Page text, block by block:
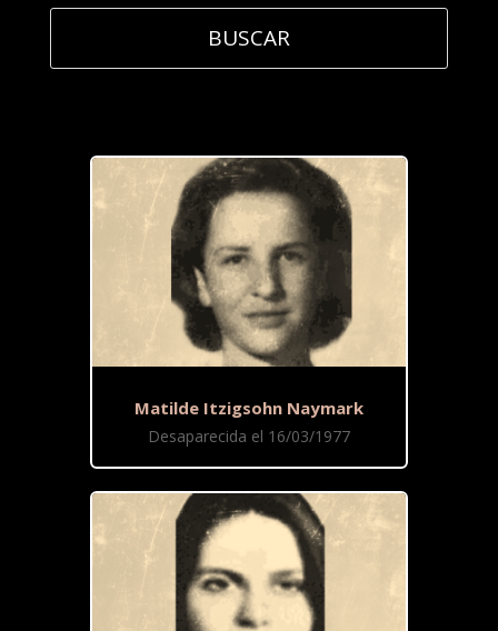
Matilde Itzigsohn Naymark
Desaparecida el 16/03/1977